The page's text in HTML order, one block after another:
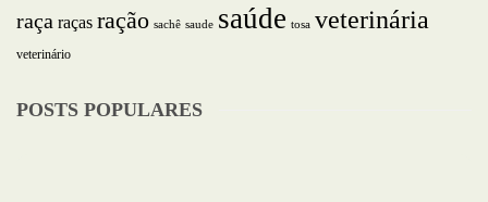
raça raças ração sachê saude saúde tosa veterinária
veterinário
POSTS POPULARES